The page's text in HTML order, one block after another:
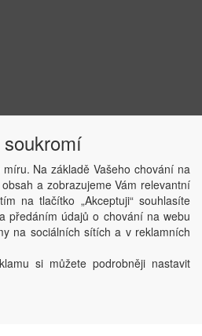
Software a.s. 2020
Na základě Vašeho chování na
a zobrazujeme Vám relevantní
na tlačítko „Akceptuji“ souhlasíte
předáním údajů o chování na webu
na sociálních sítích a v reklamních
si můžete podrobněji nastavit